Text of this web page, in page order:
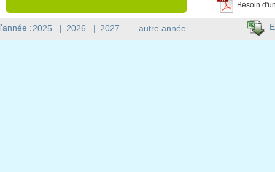
Besoin
:2025 | 2026 | 2027 ..autre année